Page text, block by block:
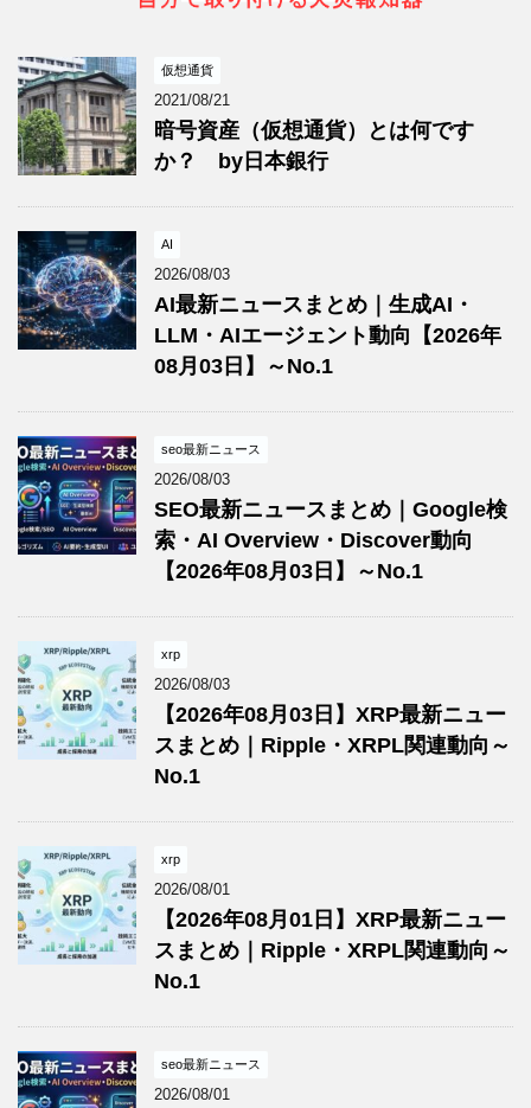
仮想通貨
2021/08/21
暗号資産（仮想通貨）とは何です
か？ by日本銀行
AI
2026/08/03
AI最新ニュースまとめ｜生成AI・
LLM・AIエージェント動向【2026年
08月03日】～No.1
seo最新ニュース
2026/08/03
SEO最新ニュースまとめ｜Google検
索・AI Overview・Discover動向
【2026年08月03日】～No.1
xrp
2026/08/03
【2026年08月03日】XRP最新ニュー
スまとめ｜Ripple・XRPL関連動向～
No.1
xrp
2026/08/01
【2026年08月01日】XRP最新ニュー
スまとめ｜Ripple・XRPL関連動向～
No.1
seo最新ニュース
2026/08/01